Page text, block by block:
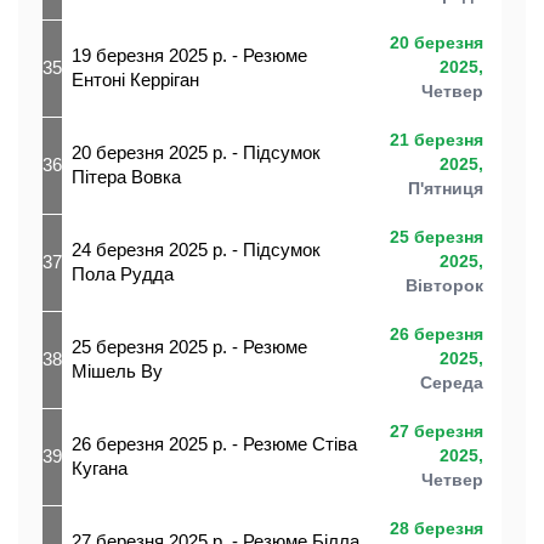
35
19 березня 2025 р. - Резюме
Ентоні Керріган
20 березня
2025,
Четвер
36
20 березня 2025 р. - Підсумок
Пітера Вовка
21 березня
2025,
П'ятниця
37
24 березня 2025 р. - Підсумок
Пола Рудда
25 березня
2025,
Вівторок
38
25 березня 2025 р. - Резюме
Мішель Ву
26 березня
2025,
Середа
39
26 березня 2025 р. - Резюме Стіва
Кугана
27 березня
2025,
Четвер
28 березня